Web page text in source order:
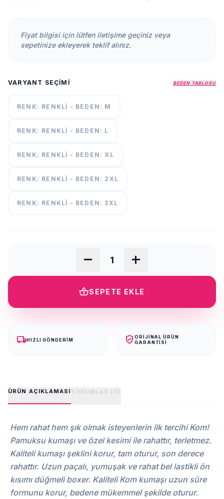
İLETİŞİM
ŞARTLARI
+90
55
Fiyat bilgisi için lütfen iletişime geçiniz veya
sepetinize ekleyerek teklif alınız.
VARYANT SEÇIMI BEDEN TABLOSU
RENK: RENKLI - BEDEN: M
RENK: RENKLI - BEDEN: L
RENK: RENKLI - BEDEN: XL
RENK: RENKLI - BEDEN: 2XL
RENK: RENKLI - BEDEN: 3XL
remove add
shopping_basketSEPETE EKLE
local_shippingHIZLI GÖNDERIM verified_user ORIJINAL ÜRÜN
GARANTISI
ÜRÜN AÇIKLAMASIYORUMLAR (0)
Hem rahat hem şık olmak isteyenlerin ilk tercihi Kom!
Pamuksu kumaşı ve özel kesimi ile rahattır, terletmez.
Kaliteli kumaşı şeklini korur, tam oturur, son derece
rahattır. Uzun paçalı, yumuşak ve rahat bel lastikli ön
kısımı düğmeli boxer. Kaliteli Kom kumaşı uzun süre
formunu korur, bedene mükemmel şekilde oturur.